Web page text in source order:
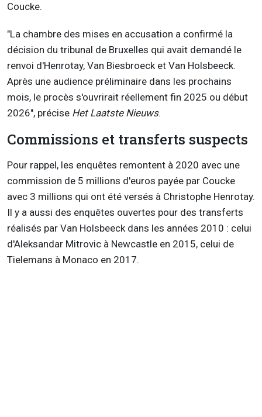
Coucke.
"La chambre des mises en accusation a confirmé la
décision du tribunal de Bruxelles qui avait demandé le
renvoi d'Henrotay, Van Biesbroeck et Van Holsbeeck.
Après une audience préliminaire dans les prochains
mois, le procès s'ouvrirait réellement fin 2025 ou début
2026", précise Het Laatste Nieuws.
Commissions et transferts suspects
Pour rappel, les enquêtes remontent à 2020 avec une
commission de 5 millions d'euros payée par Coucke
avec 3 millions qui ont été versés à Christophe Henrotay.
Il y a aussi des enquêtes ouvertes pour des transferts
réalisés par Van Holsbeeck dans les années 2010 : celui
d'Aleksandar Mitrovic à Newcastle en 2015, celui de
Tielemans à Monaco en 2017.